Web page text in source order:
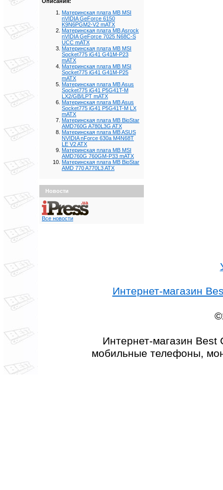
Материнская плата MB MSI
nVIDIA GeForce 6150
K9N6PGM2-V2 mATX
Материнская плата MB Asrock
nVIDIA GeForce 7025 N68C-S
UCC mATX
Материнская плата MB MSI
Socket775 iG41 G41M-P23
mATX
Материнская плата MB MSI
Socket775 iG41 G41M-P25
mATX
Материнская плата MB Asus
Socket775 iG41 P5G41T-M
LX2/GB/LPT mATX
Материнская плата MB Asus
Socket775 iG41 P5G41T-M LX
mATX
Материнская плата MB BioStar
AMD760G A780L3G ATX
Материнская плата MB ASUS
NVIDIA nForce 630a M4N68T
LE V2 ATX
Материнская плата MB MSI
AMD760G 760GM-P33 mATX
Материнская плата MB BioStar
AMD 770 A770L3 ATX
Новости
Все новости
Интернет-магазин
Интернет-магазин Best
мобильные телефоны,